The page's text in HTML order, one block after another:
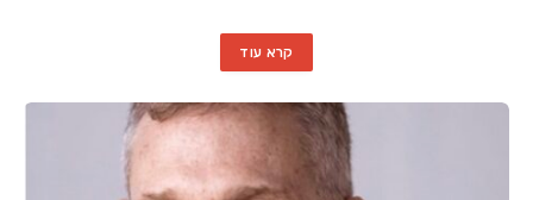
קרא עוד